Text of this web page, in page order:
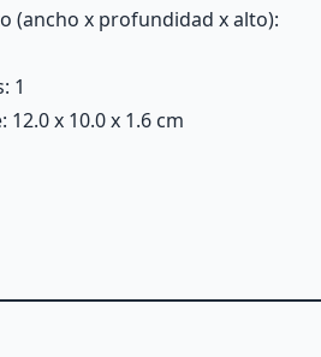
(ancho x profundidad x alto):
1
x 10.0 x 1.6 cm